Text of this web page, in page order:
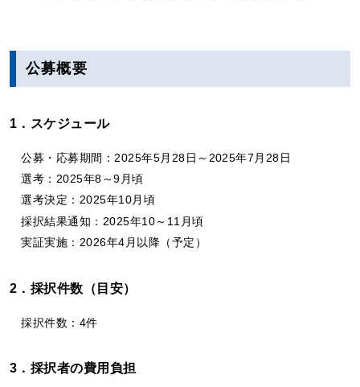
公募概要
1．スケジュール
公募・応募期間：2025年5月28日～2025年7月28日
選考：2025年8～9月頃
選考決定：2025年10月頃
採択結果通知：2025年10～11月頃
実証実施：2026年4月以降（予定）
2．採択件数（目安）
採択件数：4件
3．採択者の費用負担